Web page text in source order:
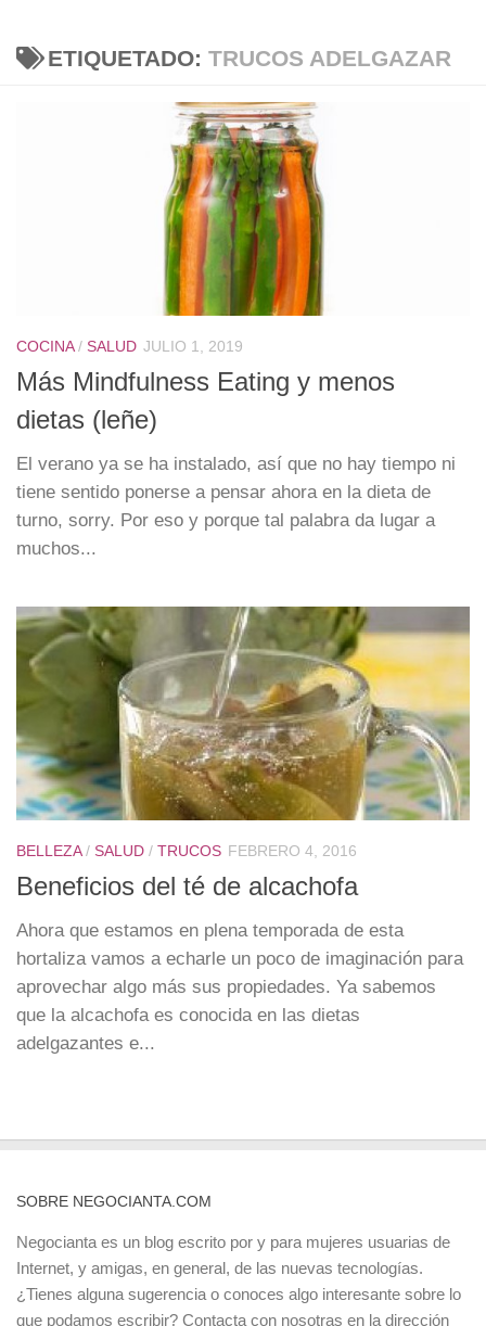
ETIQUETADO: TRUCOS ADELGAZAR
COCINA/ SALUD JULIO 1, 2019
Más Mindfulness Eating y menos
dietas (leñe)
El verano ya se ha instalado, así que no hay tiempo ni
tiene sentido ponerse a pensar ahora en la dieta de
turno, sorry. Por eso y porque tal palabra da lugar a
muchos...
BELLEZA/ SALUD / TRUCOS FEBRERO 4, 2016
Beneficios del té de alcachofa
Ahora que estamos en plena temporada de esta
hortaliza vamos a echarle un poco de imaginación para
aprovechar algo más sus propiedades. Ya sabemos
que la alcachofa es conocida en las dietas
adelgazantes e...
SOBRE NEGOCIANTA.COM
Negocianta es un blog escrito por y para mujeres usuarias de
Internet, y amigas, en general, de las nuevas tecnologías.
¿Tienes alguna sugerencia o conoces algo interesante sobre lo
que podamos escribir? Contacta con nosotras en la dirección